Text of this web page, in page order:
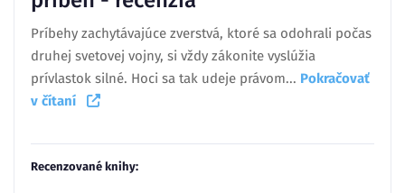
Príbehy zachytávajúce zverstvá, ktoré sa odohrali počas
druhej svetovej vojny, si vždy zákonite vyslúžia
prívlastok silné. Hoci sa tak udeje právom... Pokračovať
v čítaní
Recenzované knihy: